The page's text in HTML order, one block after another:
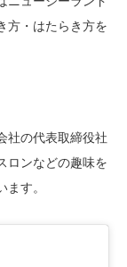
方・はたらき方を
社の代表取締役社
ロンなどの趣味を
す。